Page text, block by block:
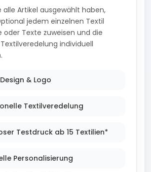
alle Artikel ausgewählt haben,
jedem einzelnen Textil
oder Texte zuweisen und die
individuell
& Logo
Textilveredelung
Testdruck ab 15 Textilien*
Personalisierung